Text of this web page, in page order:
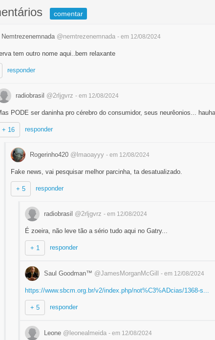
comentar
Nemtrezenemnada @nemtrezenemnada - em 12/08/2024
tem outro nome aqui..bem relaxante
responder
radiobrasil @2rljgvrz - em 12/08/2024
PODE ser daninha pro cérebro do consumidor, seus neurêonios...
+ 16 responder
Rogerinho420 @lmaoayyy - em 12/08/2024
Fake news, vai pesquisar melhor parcinha, ta desatualizado.
+ 5 responder
radiobrasil @2rljgvrz - em 12/08/2024
É zoeira, não leve tão a sério tudo aqui no Gatry...
+ 1 responder
Saul Goodman™ @JamesMorganMcGill - em 12/08/2024
https://www.sbcm.org.br/v2/index.php/not%C3%ADcias/1368-s...
+ 5 responder
Leone @leonealmeida - em 12/08/2024